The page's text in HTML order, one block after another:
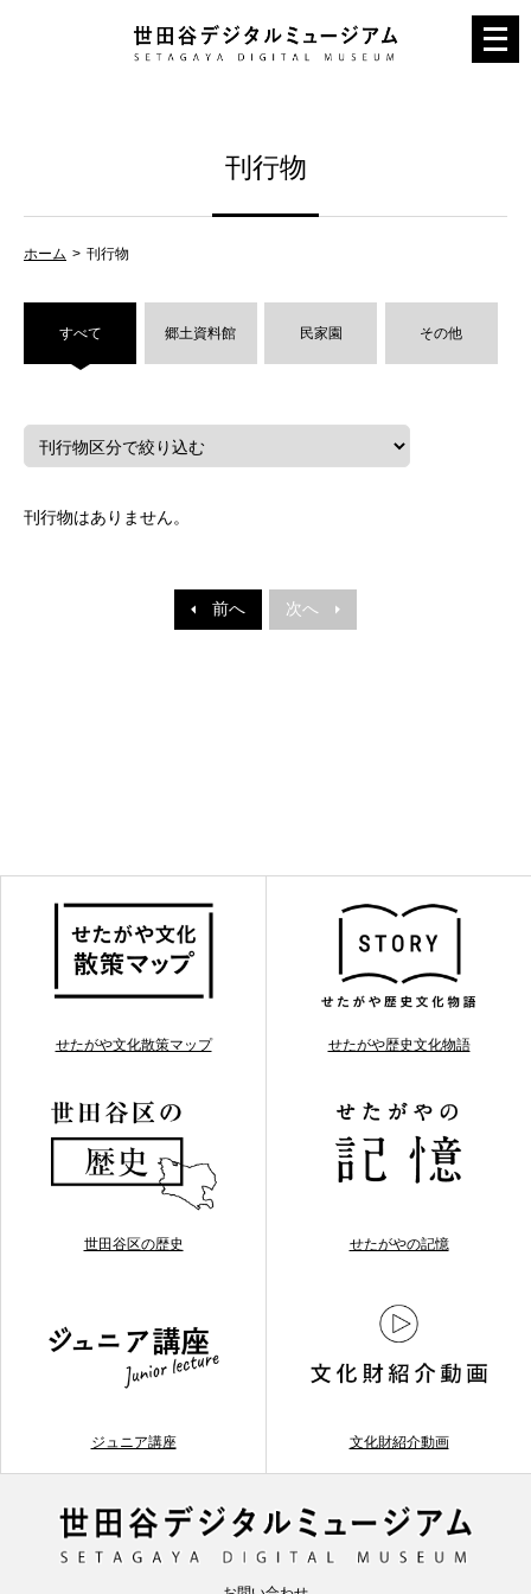
メ
ニ
刊行物
ホーム 刊行物
すべて 郷土資料館 民家園 その他
刊行物はありません。
前へ 次へ
せたがや文化散策マップ せたがや歴史文化物語
世田谷区の歴史 せたがやの記憶
ジュニア講座 文化財紹介動画